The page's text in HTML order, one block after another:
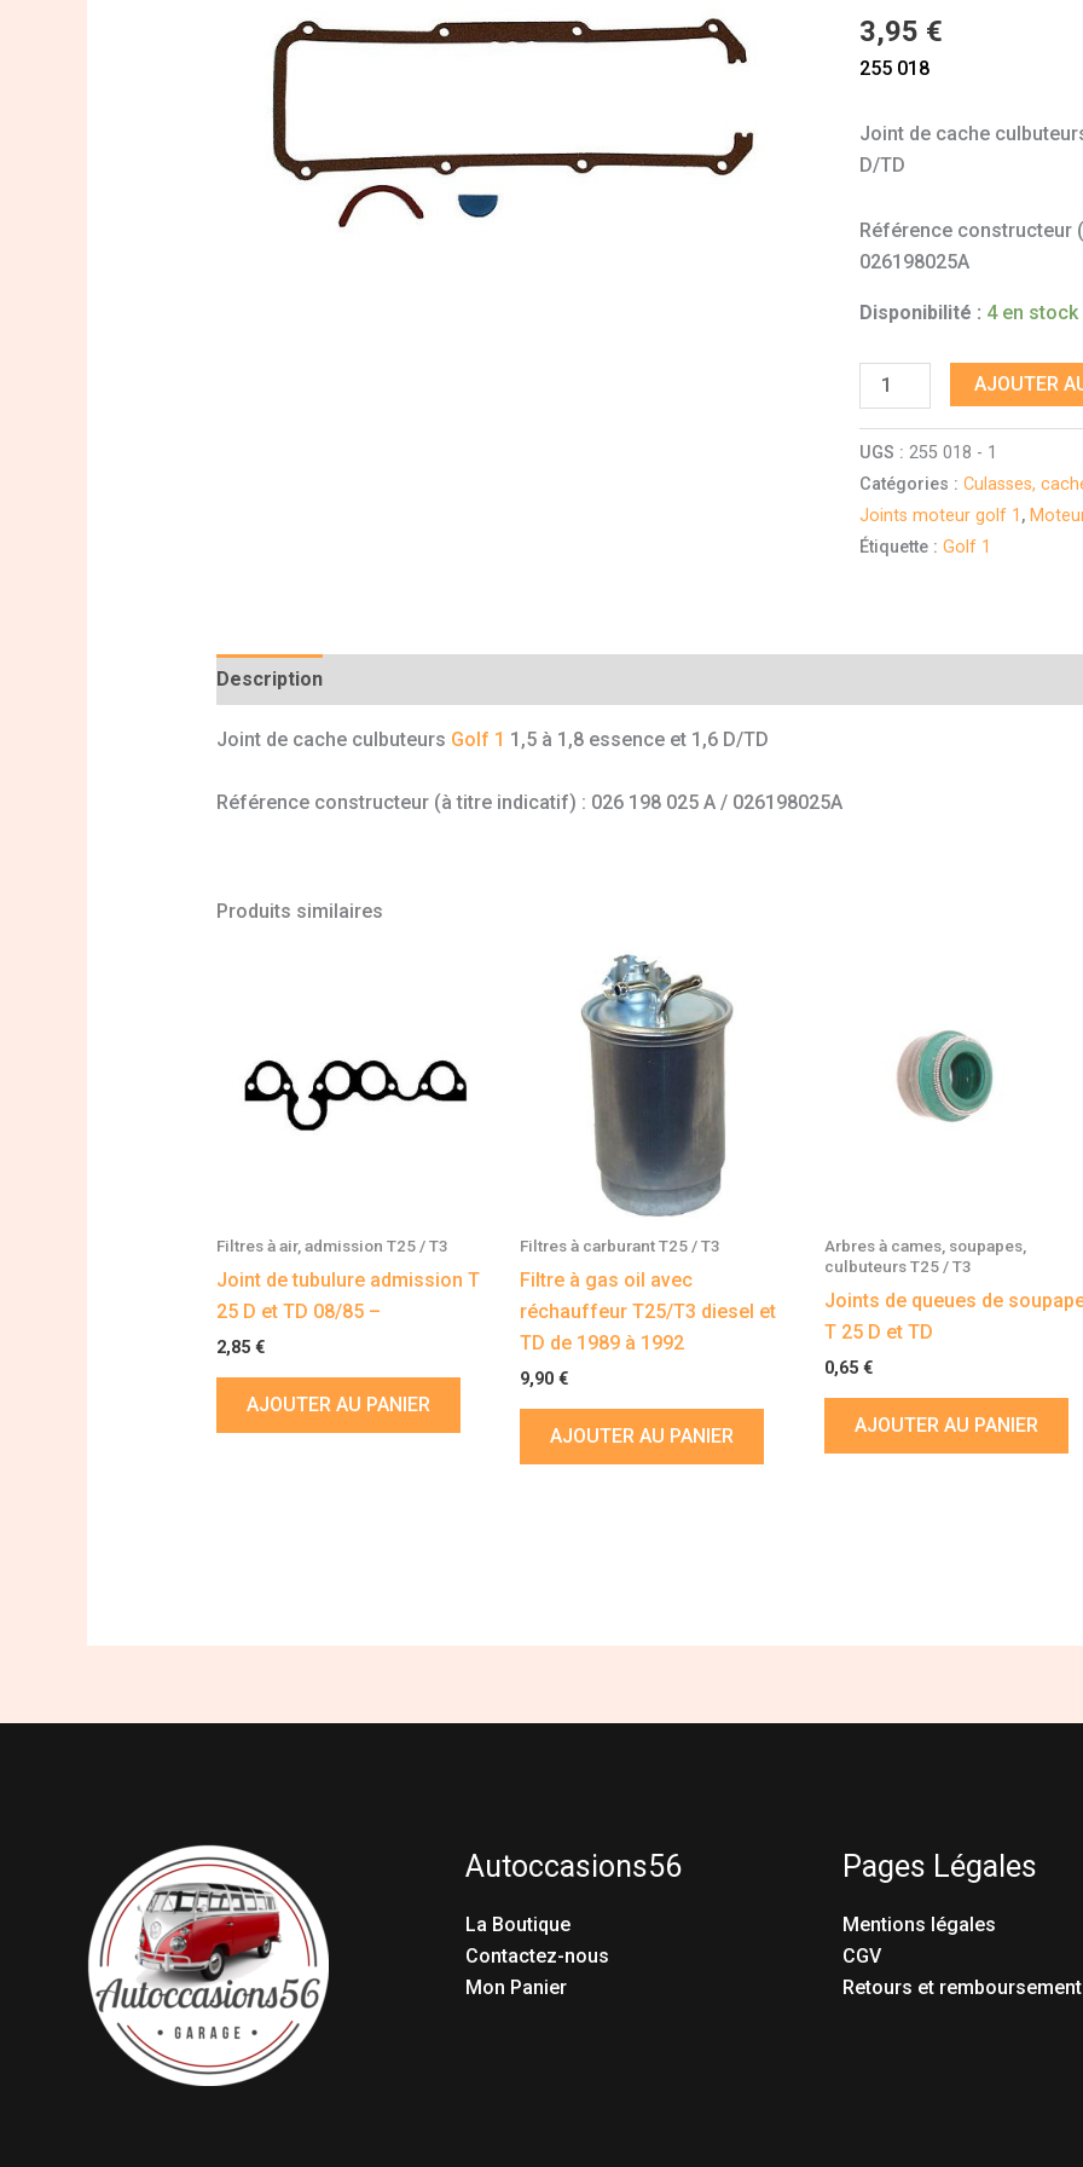
3,95 €
255 018
Joint de cache
D/TD
Référence constructeur
026198025A
Disponibilité : 4 en
1
1,5
essence
et
D/TD
AJOUTER
UGS :255 018 - 1
Catégories :Culasses,
Joints moteur golf 1 ,
Étiquette :Golf 1
Description
Joint de cache culbuteurs Golf 1 1,5 à 1,8 essence et 1,6 D/TD
Référence constructeur (à titre indicatif) : 026 198 025 A / 026198025A
Produits similaires
Filtres à air, admission T25 / T3
Joint de tubulure admission T
25 D et TD 08/85 –
2,85 €
AJOUTER AU PANIER
Filtres à carburant T25 / T3
Filtre à gas oil avec
réchauffeur T25/T3 diesel et
TD de 1989 à 1992
9,90€
AJOUTER AU PANIER
Arbres à cames, soupapes,
culbuteurs T25 / T3
Joints de queues de
T 25 D et TD
0,65 €
AJOUTER AU PANIER
Autoccasions56
La Boutique
Contactez-nous
Mon Panier
Pages Légales
Mentions légales
CGV
Retours et